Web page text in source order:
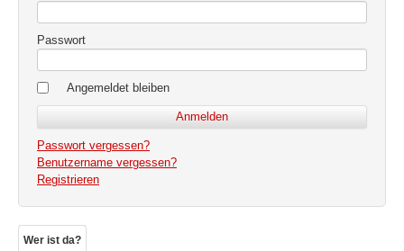
Passwort
Angemeldet bleiben
Passwort vergessen?
Benutzername vergessen?
Registrieren
Wer ist da?